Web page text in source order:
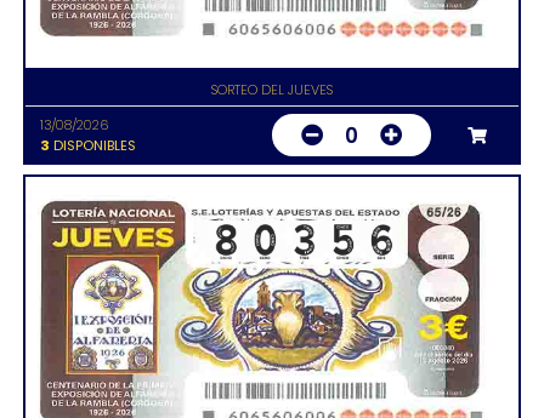
SORTEO DEL JUEVES
13/08/2026
3 DISPONIBLES 0